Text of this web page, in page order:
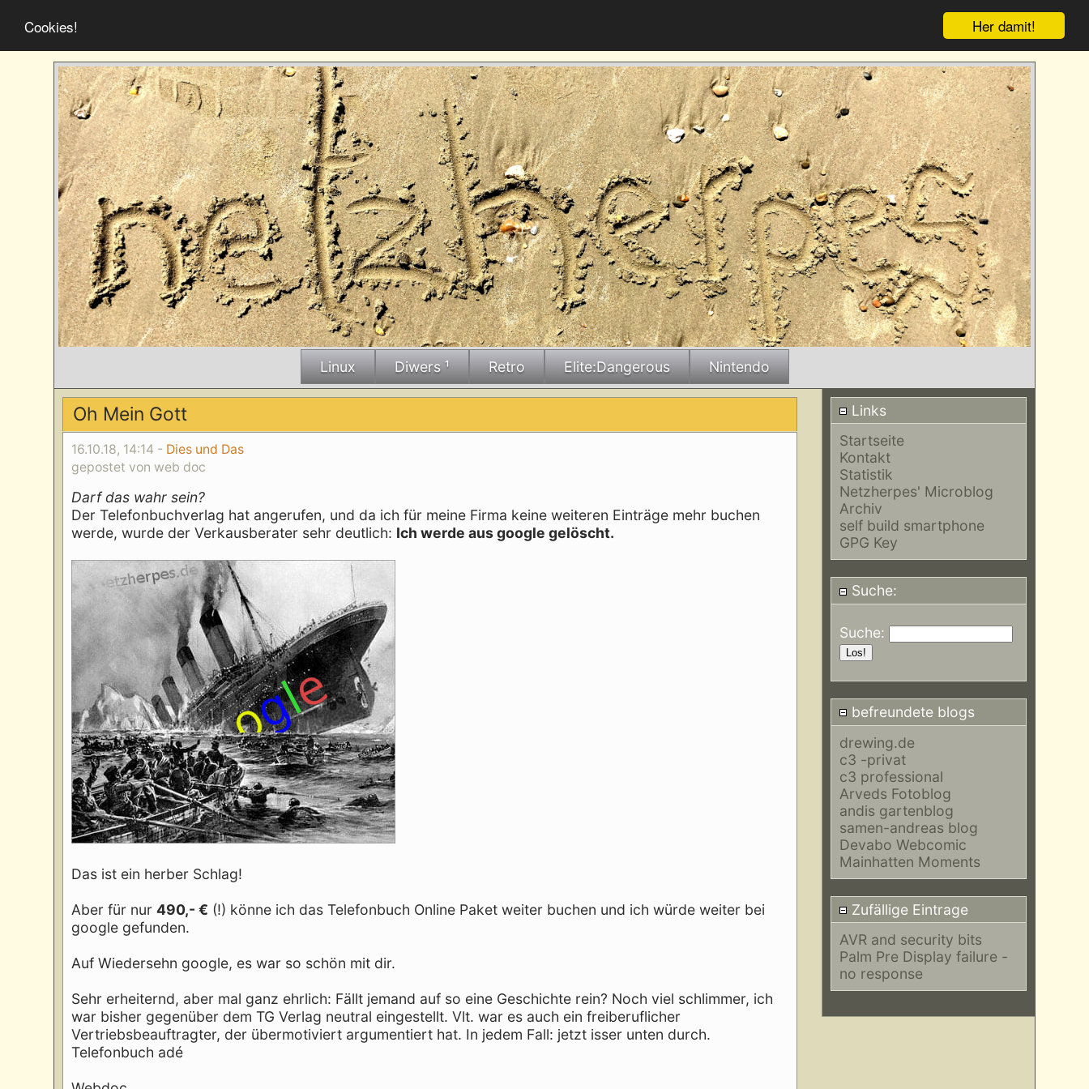
Her damit!
Cookies!
Linux Diwers ¹ Retro Elite:Dangerous Nintendo
Links
Startseite
Kontakt
Statistik
Netzherpes' Microblog
Archiv
self build smartphone
GPG Key
Suche:
Suche:
befreundete blogs
drewing.de
c3 -privat
c3 professional
Arveds Fotoblog
andis gartenblog
samen-andreas blog
Devabo Webcomic
Mainhatten Moments
Zufällige Eintrage
AVR and security bits
Palm Pre Display failure -
no response
Oh Mein Gott
16.10.18, 14:14 - Dies und Das
gepostet von web doc
Darf das wahr sein?
Der Telefonbuchverlag hat angerufen, und da ich für meine Firma keine weiteren Einträge mehr buchen
werde, wurde der Verkausberater sehr deutlich: Ich werde aus google gelöscht.
Das ist ein herber Schlag!
Aber für nur490,- € (!) könne ich das Telefonbuch Online Paket weiter buchen und ich würde weiter bei
google gefunden.
Auf Wiedersehn google, es war so schön mit dir.
Sehr erheiternd, aber mal ganz ehrlich: Fällt jemand auf so eine Geschichte rein? Noch viel schlimmer, ich
war bisher gegenüber dem TG Verlag neutral eingestellt. Vlt. war es auch ein freiberuflicher
Vertriebsbeauftragter, der übermotiviert argumentiert hat. In jedem Fall: jetzt isser unten durch.
Telefonbuch adé